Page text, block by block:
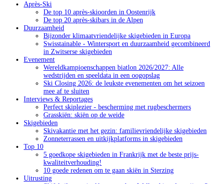
Après-Ski
De top 10 après-skioorden in Oostenrijk
De top 20 après-skibars in de Alpen
Duurzaamheid
Bijzonder klimaatvriendelijke skigebieden in Europa
Swisstainable - Wintersport en duurzaamheid gecombineerd
in Zwitserse skigebieden
Evenement
Wereldkampioenschappen biatlon 2026/2027: Alle
wedstrijden en speeldata in een oogopslag
Ski Closing 2026: de leukste evenementen om het seizoen
mee af te sluiten
Interviews & Reportages
Perfect skiplezier - bescherming met rugbeschermers
Grasskiën: skiën op de weide
Skigebieden
Skivakantie met het gezin: familievriendelijke skigebieden
Zonneterrassen en uitkijkplatforms in skigebieden
Top 10
5 goedkope skigebieden in Frankrijk met de beste prijs-
kwaliteitverhouding!
10 goede redenen om te gaan skiën in Sterzing
Uitrusting